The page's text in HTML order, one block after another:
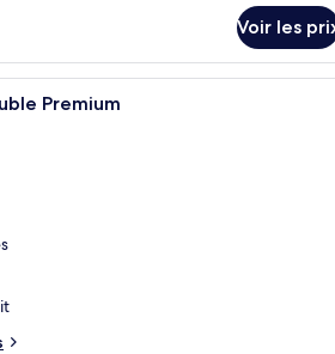
Voir les
Une chambre à coucher
Premium